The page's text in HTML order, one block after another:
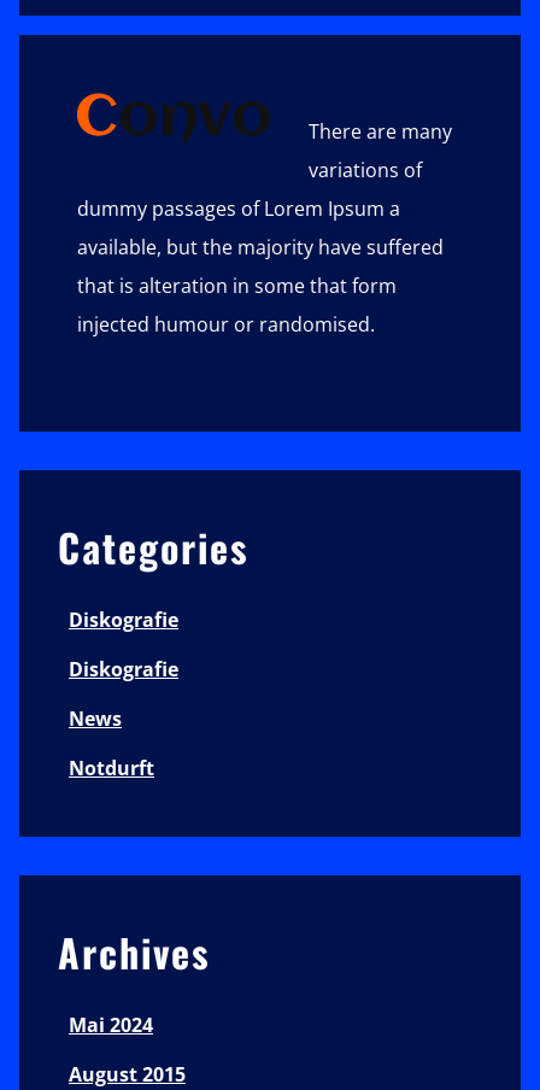
There are many
variations of
dummy passages of Lorem Ipsum a
available, but the majority have suffered
that is alteration in some that form
injected humour or randomised.
Categories
Diskografie
Diskografie
News
Notdurft
Archives
Mai 2024
August 2015